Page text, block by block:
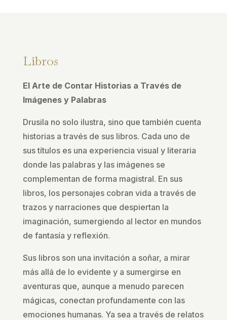
Libros
El Arte de Contar Historias a Través de
Imágenes y Palabras
Drusila no solo ilustra, sino que también cuenta
historias a través de sus libros. Cada uno de
sus títulos es una experiencia visual y literaria
donde las palabras y las imágenes se
complementan de forma magistral. En sus
libros, los personajes cobran vida a través de
trazos y narraciones que despiertan la
imaginación, sumergiendo al lector en mundos
de fantasía y reflexión.
Sus libros son una invitación a soñar, a mirar
más allá de lo evidente y a sumergirse en
aventuras que, aunque a menudo parecen
mágicas, conectan profundamente con las
emociones humanas. Ya sea a través de relatos